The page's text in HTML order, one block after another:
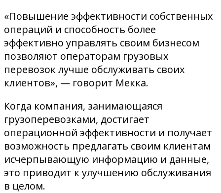
«Повышение эффективности собственных
операций и способность более
эффективно управлять своим бизнесом
позволяют операторам грузовых
перевозок лучше обслуживать своих
клиентов», — говорит Мекка.
Когда компания, занимающаяся
грузоперевозками, достигает
операционной эффективности и получает
возможность предлагать своим клиентам
исчерпывающую информацию и данные,
это приводит к улучшению обслуживания
в целом.